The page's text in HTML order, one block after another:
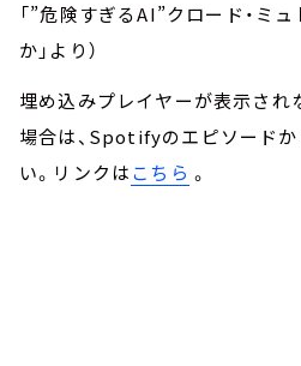
「”危険すぎるAI”クロード・ミ
か」より）
埋め込みプレイヤーが表示され
場合は、Spotifyのエピソード
い。リンクはこちら 。